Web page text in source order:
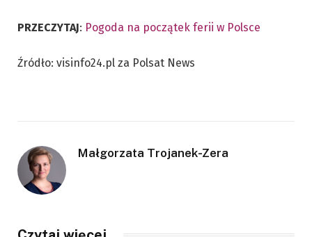
PRZECZYTAJ: Pogoda na początek ferii w Polsce
Źródło: visinfo24.pl za Polsat News
Małgorzata Trojanek-Zera